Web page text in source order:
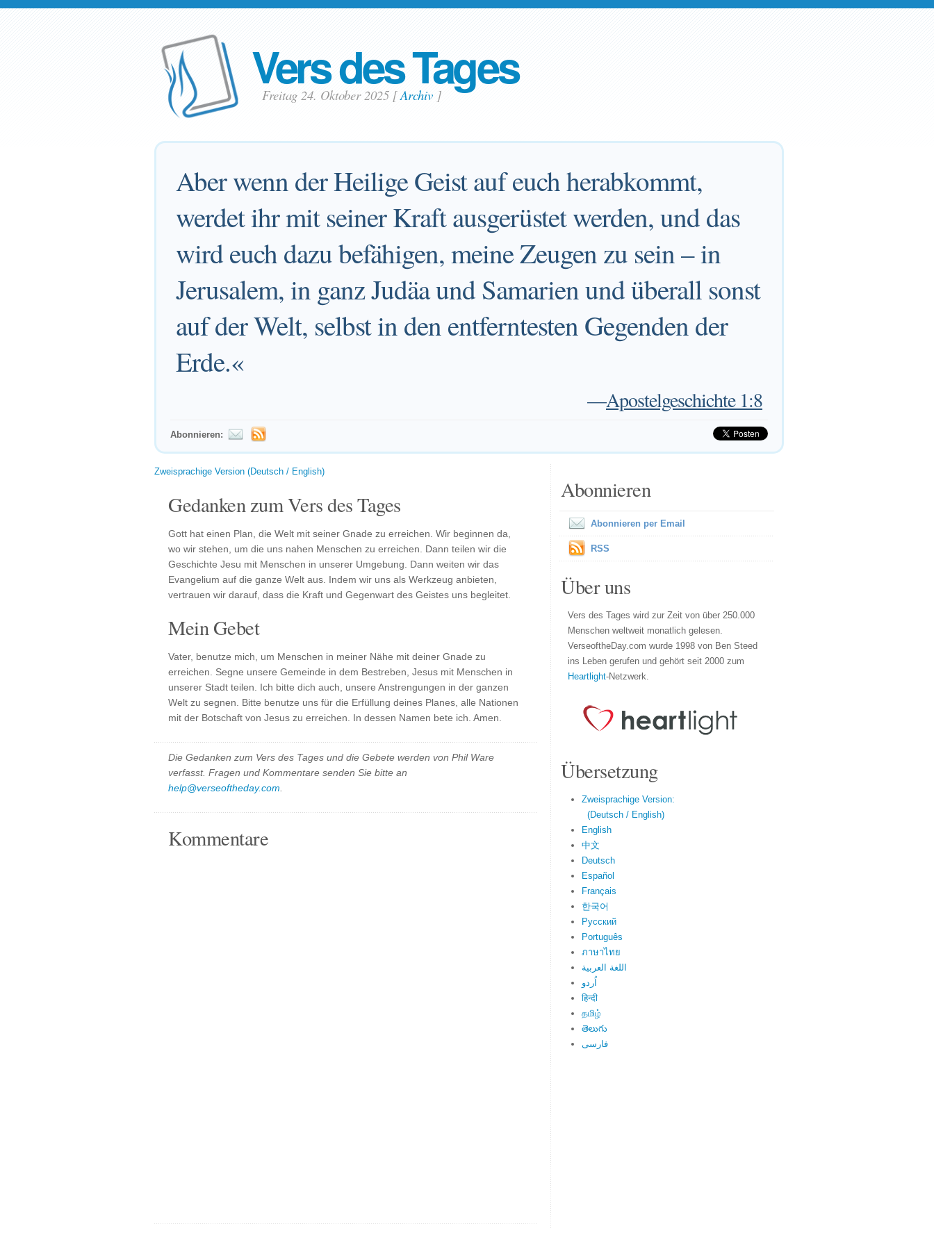
Vers des Tages
Freitag 24. Oktober 2025 [Archiv]
Aber wenn der Heilige Geist auf euch herabkommt,
werdet ihr mit seiner Kraft ausgerüstet werden, und das
wird euch dazu befähigen, meine Zeugen zu sein – in
Jerusalem, in ganz Judäa und Samarien und überall sonst
auf der Welt, selbst in den entferntesten Gegenden der
Erde.«
—Apostelgeschichte 1:8
Abonnieren:
Zweisprachige Version (Deutsch / English)
Gedanken zum Vers des Tages
Gott hat einen Plan, die Welt mit seiner Gnade zu erreichen. Wir beginnen da,
wo wir stehen, um die uns nahen Menschen zu erreichen. Dann teilen wir die
Geschichte Jesu mit Menschen in unserer Umgebung. Dann weiten wir das
Evangelium auf die ganze Welt aus. Indem wir uns als Werkzeug anbieten,
vertrauen wir darauf, dass die Kraft und Gegenwart des Geistes uns begleitet.
Mein Gebet
Vater, benutze mich, um Menschen in meiner Nähe mit deiner Gnade zu
erreichen. Segne unsere Gemeinde in dem Bestreben, Jesus mit Menschen in
unserer Stadt teilen. Ich bitte dich auch, unsere Anstrengungen in der ganzen
Welt zu segnen. Bitte benutze uns für die Erfüllung deines Planes, alle Nationen
mit der Botschaft von Jesus zu erreichen. In dessen Namen bete ich. Amen.
Die Gedanken zum Vers des Tages und die Gebete werden von Phil Ware
verfasst. Fragen und Kommentare senden Sie bitte an
help@verseoftheday.com
Kommentare
Abonnieren
Abonnieren per Email
RSS
Über uns
Vers des Tages wird zur Zeit von über 250.000
Menschen weltweit monatlich gelesen.
VerseoftheDay.com wurde 1998 von Ben Steed
ins Leben gerufen und gehört seit 2000 zum
Heartlight-Netzwerk.
Übersetzung
Zweisprachige Version:
(Deutsch / English)
English
中文
Deutsch
Español
Français
한국어
Русский
Português
ภาษาไทย
اللغة العربية
اُردو
हिन्दी
தமிழ்
తెలుగు
فارسی